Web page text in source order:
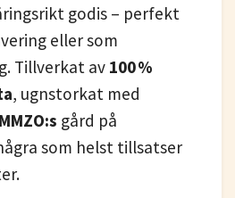
godis – perfekt
eller som
Tillverkat av 100 %
, ugnstorkat med
gård på
som helst tillsatser